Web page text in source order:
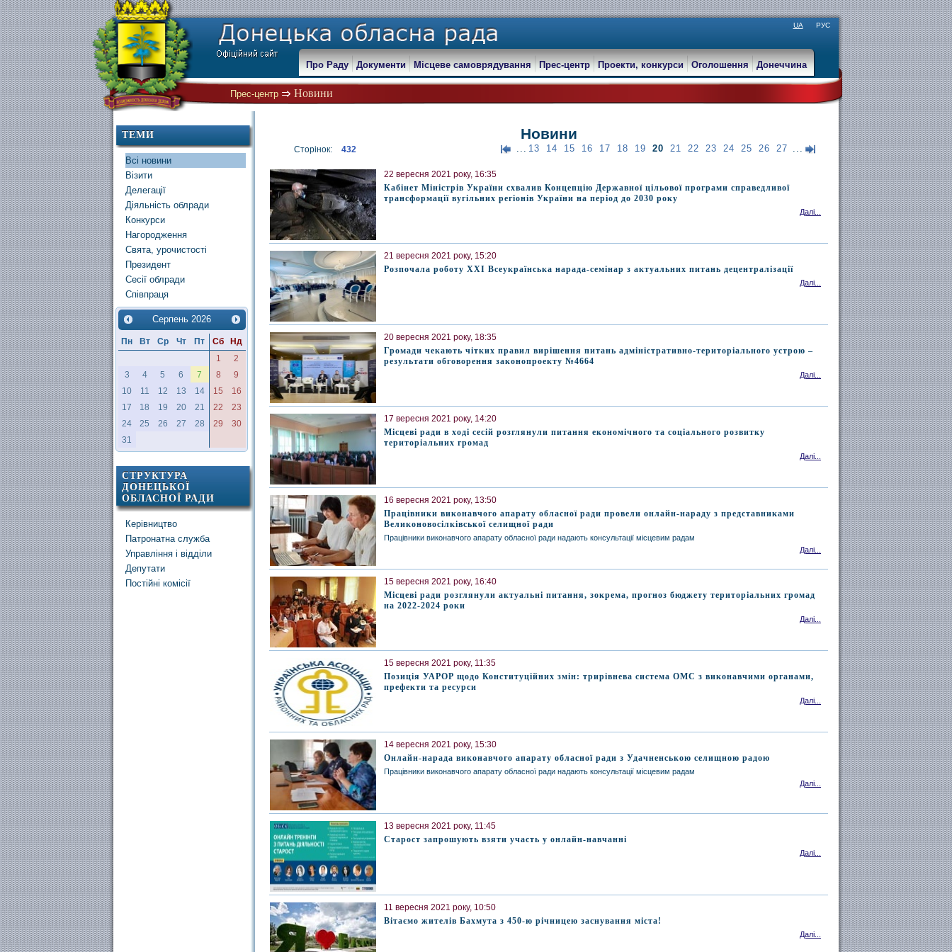
UA РУС
Прес-центр Новини
Про Раду Документи Місцеве самоврядування Прес-центр Проекти, конкурси Оголошення Донеччина
ТЕМИ
Всі новини
Візити
Делегації
Діяльність облради
Конкурси
Нагородження
Свята, урочистості
Президент
Сесії облради
Співпраця
Серпень 2026
Пн Вт Ср Чт Пт Сб
Нд
1
2
3
4 5 6 7 8
9
10
11 12 13 14 15
16
17
18 19 20 21 22
23
24
25 26 27 28 29
30
31
СТРУКТУРА
ДОНЕЦЬКОЇ
ОБЛАСНОЇ РАДИ
Керівництво
Патронатна служба
Управління і відділи
Депутати
Постійні комісії
Новини
Сторінок: 432 ... 13 14 15 16 17 18 19 20 21 22 23 24 25 26 27 ...
22 вересня 2021 року, 16:35
Кабінет Міністрів України схвалив Концепцію Державної цільової програми справедливої
трансформації вугільних регіонів України на період до 2030 року
Далі...
21 вересня 2021 року, 15:20
Розпочала роботу XXI Всеукраїнська нарада-семінар з актуальних питань децентралізації
Далі...
20 вересня 2021 року, 18:35
Громади чекають чітких правил вирішення питань адміністративно-територіального устрою –
результати обговорення законопроекту №4664
Далі...
17 вересня 2021 року, 14:20
Місцеві ради в ході сесій розглянули питання економічного та соціального розвитку
територіальних громад
Далі...
16 вересня 2021 року, 13:50
Працівники виконавчого апарату обласної ради провели онлайн-нараду з представниками
Великоновосілківської селищної ради
Працівники виконавчого апарату обласної ради надають консультації місцевим радам
Далі...
15 вересня 2021 року, 16:40
Місцеві ради розглянули актуальні питання, зокрема, прогноз бюджету територіальних громад
на 2022-2024 роки
Далі...
15 вересня 2021 року, 11:35
Позиція УАРОР щодо Конституційних змін: трирівнева система ОМС з виконавчими органами,
префекти та ресурси
Далі...
14 вересня 2021 року, 15:30
Онлайн-нарада виконавчого апарату обласної ради з Удачненською селищною радою
Працівники виконавчого апарату обласної ради надають консультації місцевим радам
Далі...
13 вересня 2021 року, 11:45
Старост запрошують взяти участь у онлайн-навчанні
Далі...
11 вересня 2021 року, 10:50
Вітаємо жителів Бахмута з 450-ю річницею заснування міста!
Далі...